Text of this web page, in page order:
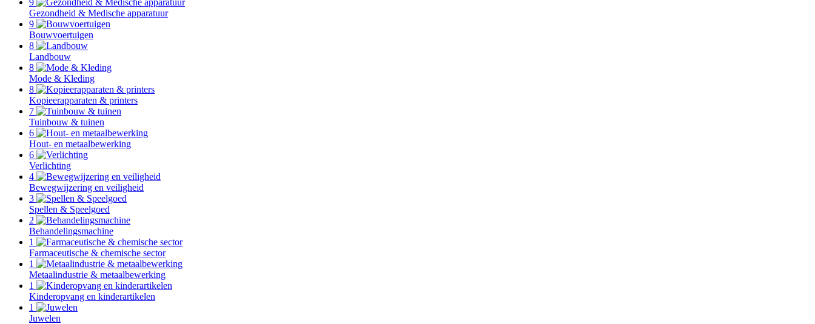
9
Gezondheid & Medische apparatuur
9
Bouwvoertuigen
8
Landbouw
8
Mode & Kleding
8
Kopieerapparaten & printers
7
Tuinbouw & tuinen
6
Hout- en metaalbewerking
6
Verlichting
4
Bewegwijzering en veiligheid
3
Spellen & Speelgoed
2
Behandelingsmachine
1
Farmaceutische & chemische sector
1
Metaalindustrie & metaalbewerking
1
Kinderopvang en kinderartikelen
1
Juwelen